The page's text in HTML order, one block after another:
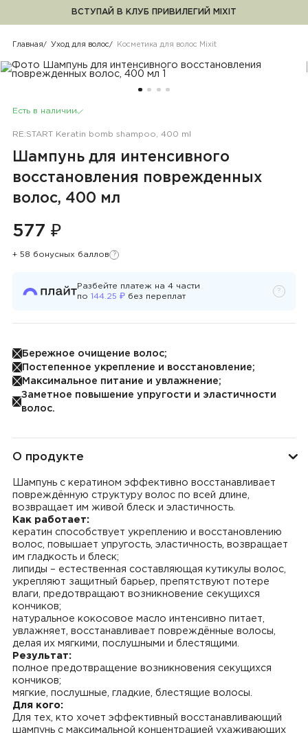
ВСТУПАЙ В КЛУБ ПРИВИЛЕГИЙ MIXIT
Главная Уход для волос Косметика для волос Mixit
RE:START Keratin bomb shampoo, 400 ml
Есть в наличии
Шампунь для интенсивного
восстановления поврежденных
волос, 400 мл
577 ₽
+ 58 бонусных баллов Узнать подробности
?
Разбейте платеж на4 части
по144.25₽ без переплат Узнать
?
Бережное очищение волос;
Постепенное укрепление и восстановление;
Максимальное питание и увлажнение;
Заметное повышение упругости и эластичности
волос.
О продукте
Шампунь с кератином эффективно восстанавливает
повреждённую структуру волос по всей длине,
возвращает им живой блеск и эластичность.
Как работает:
кератин способствует укреплению и восстановлению
волос, повышает упругость, эластичность, возвращает
им гладкость и блеск;
липиды – естественная составляющая кутикулы волос,
укрепляют защитный барьер, препятствуют потере
влаги, предотвращают возникновение секущихся
кончиков;
натуральное кокосовое масло интенсивно питает,
увлажняет, восстанавливает повреждённые волосы,
делая их мягкими, послушными и блестящими.
Результат:
полное предотвращение возникновения секущихся
кончиков;
мягкие, послушные, гладкие, блестящие волосы.
Для кого:
Для тех, кто хочет эффективный восстанавливающий
шампунь с максимальной концентрацией ухаживающих